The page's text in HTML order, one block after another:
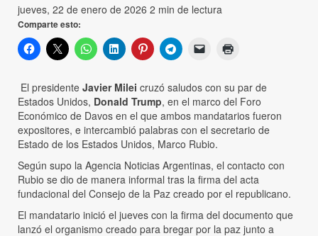
jueves, 22 de enero de 2026 2 min de lectura
Comparte esto:
El presidente Javier Milei cruzó saludos con su par de
Estados Unidos, Donald Trump, en el marco del Foro
Económico de Davos en el que ambos mandatarios fueron
expositores, e intercambió palabras con el secretario de
Estado de los Estados Unidos, Marco Rubio.
Según supo la Agencia Noticias Argentinas, el contacto con
Rubio se dio de manera informal tras la firma del acta
fundacional del Consejo de la Paz creado por el republicano.
El mandatario inició el jueves con la firma del documento que
lanzó el organismo creado para bregar por la paz junto a